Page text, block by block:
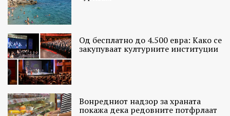
Од бесплатно до 4.500 евра: Како се
закупуваат културните институции
Вонредниот надзор за храната
покажа дека редовните потфрлаат